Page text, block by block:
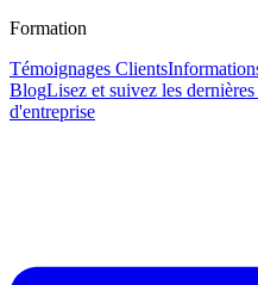
Formation
Témoignages Clients
BlogLisez et suivez les
d'entreprise